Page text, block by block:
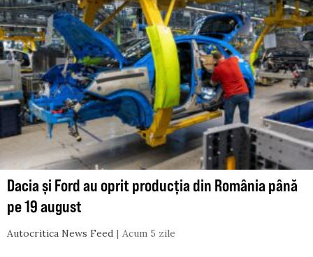
Dacia și Ford au oprit producția din România până
pe 19 august
Autocritica News Feed Acum 5 zile